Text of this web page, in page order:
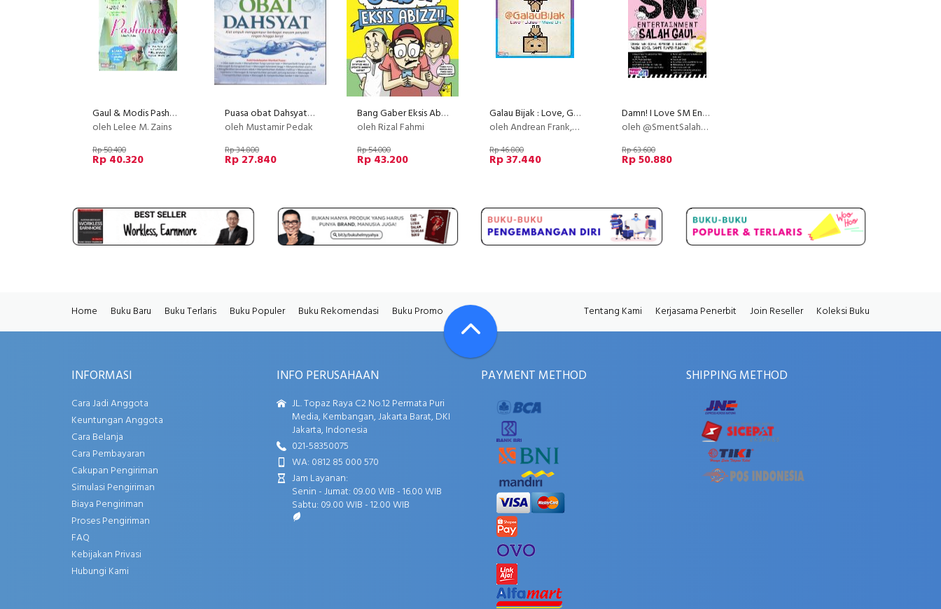
Gaul & Modis Pashmina (Disc 50%)
oleh Lelee M. Zains
Rp 50.400
Rp 40.320
Puasa obat Dahsyat (Disc 50%)
oleh Mustamir Pedak
Rp 34.800
Rp 27.840
Bang Gaber Eksis Abizz (Disc 50%)
oleh Rizal Fahmi
Rp 54.000
Rp 43.200
Galau Bijak : Love, Galau, Move On
oleh Andrean Frank, @GalauBijak
Rp 46.800
Rp 37.440
Damn! I Love SM Entertainment Salah Gaul 2
oleh @SmentSalahGaul
Rp 63.600
Rp 50.880
Home Buku Baru Buku Terlaris Buku Populer Buku Rekomendasi Buku Promo Tentang Kami Kerjasama Penerbit Join Reseller Koleksi Buku
INFORMASI
Cara Jadi Anggota
Keuntungan Anggota
Cara Belanja
Cara Pembayaran
Cakupan Pengiriman
Simulasi Pengiriman
Biaya Pengiriman
Proses Pengiriman
FAQ
Kebijakan Privasi
Hubungi Kami
INFO PERUSAHAAN
JL. Topaz Raya C2 No.12 Permata Puri
Media, Kembangan, Jakarta Barat, DKI
Jakarta, Indonesia
021-58350075
WA: 0812 85 000 570
Jam Layanan:
Senin - Jumat: 09.00 WIB - 16.00 WIB
Sabtu: 09.00 WIB - 12.00 WIB
PAYMENT METHOD SHIPPING METHOD